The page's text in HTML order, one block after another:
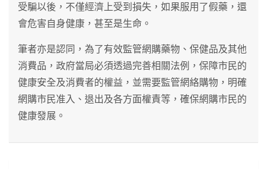
受騙以後，不僅經濟上受到損失，如果服用了假藥，還
會危害自身健康，甚至是生命。
筆者亦是認同，為了有效監管網購藥物、保健品及其他
消費品，政府當局必須透過完善相關法例，保障市民的
健康安全及消費者的權益，並需要監管網絡購物，明確
網購市民准入、退出及各方面權責等，確保網購市民的
健康發展。